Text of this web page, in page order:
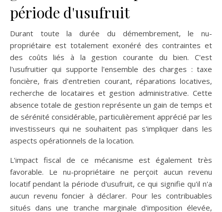
période d'usufruit
Durant toute la durée du démembrement, le nu-
propriétaire est totalement exonéré des contraintes et
des coûts liés à la gestion courante du bien. C'est
l'usufruitier qui supporte l'ensemble des charges : taxe
foncière, frais d'entretien courant, réparations locatives,
recherche de locataires et gestion administrative. Cette
absence totale de gestion représente un gain de temps et
de sérénité considérable, particulièrement apprécié par les
investisseurs qui ne souhaitent pas s'impliquer dans les
aspects opérationnels de la location.
L'impact fiscal de ce mécanisme est également très
favorable. Le nu-propriétaire ne perçoit aucun revenu
locatif pendant la période d'usufruit, ce qui signifie qu'il n'a
aucun revenu foncier à déclarer. Pour les contribuables
situés dans une tranche marginale d'imposition élevée,